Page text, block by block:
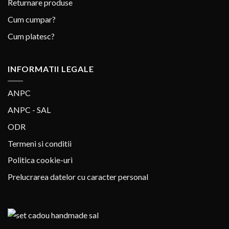
Returnare produse
Cum cumpar?
Cum platesc?
INFORMATII LEGALE
ANPC
ANPC - SAL
ODR
Termeni si conditii
Politica cookie-uri
Prelucrarea datelor cu caracter personal